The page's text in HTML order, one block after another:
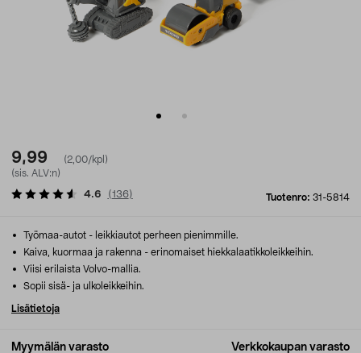
9,99
(2,00/kpl)
(sis. ALV:n)
Tuotenro: 31-5814
4.6 (136)
Myymälän varasto Verkkokaupan varasto
Työmaa-autot - leikkiautot perheen pienimmille.
Kaiva, kuormaa ja rakenna - erinomaiset hiekkalaatikkoleikkeihin.
Viisi erilaista Volvo-mallia.
Sopii sisä- ja ulkoleikkeihin.
Lisätietoja